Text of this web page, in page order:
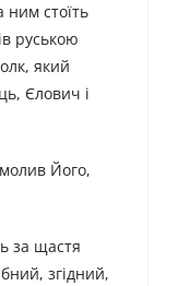
стоїть
руською
який
Єлович і
Його,
за щастя
згідний,